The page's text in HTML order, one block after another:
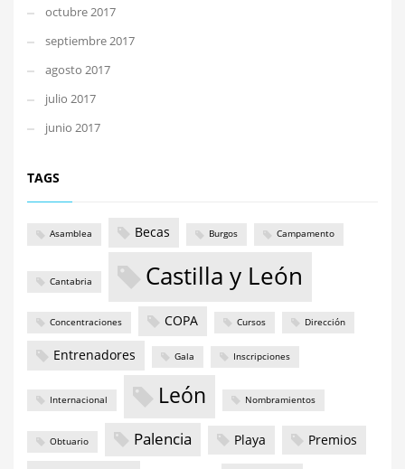
octubre 2017
septiembre 2017
agosto 2017
julio 2017
junio 2017
TAGS
Asamblea Becas Burgos Campamento
Cantabria Castilla y León
Concentraciones COPA Cursos Dirección
Entrenadores Gala Inscripciones
Internacional León Nombramientos
Obtuario Palencia Playa Premios